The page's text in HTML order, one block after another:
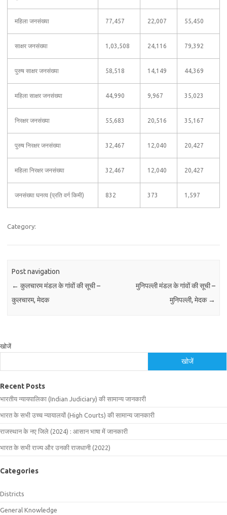
महिला जनसंख्या 77,457 22,007 55,450
साक्षर जनसंख्या 1,03,508 24,116 79,392
पुरुष साक्षर जनसंख्या 58,518 14,149 44,369
महिला साक्षर जनसंख्या 44,990 9,967 35,023
निरक्षर जनसंख्या 55,683 20,516 35,167
पुरुष निरक्षर जनसंख्या 32,467 12,040 20,427
महिला निरक्षर जनसंख्या 32,467 12,040 20,427
जनसंख्या घनत्व (प्रति वर्ग किमी) 832 373 1,597
Category:
Post navigation
← कुलचारम मंडल के गांवों की सूची –
कुलचारम, मेदक
मुनिपल्ली मंडल के गांवों की सूची –
मुनिपल्ली, मेदक →
खोजें
खोजें
Recent Posts
भारतीय न्यायपालिका (Indian Judiciary) की सामान्य जानकारी
भारत के सभी उच्च न्यायालयों (High Courts) की सामान्य जानकारी
राजस्थान के नए जिले (2024) : आसान भाषा में जानकारी
भारत के सभी राज्य और उनकी राजधानी (2022)
Categories
Districts
General Knowledge